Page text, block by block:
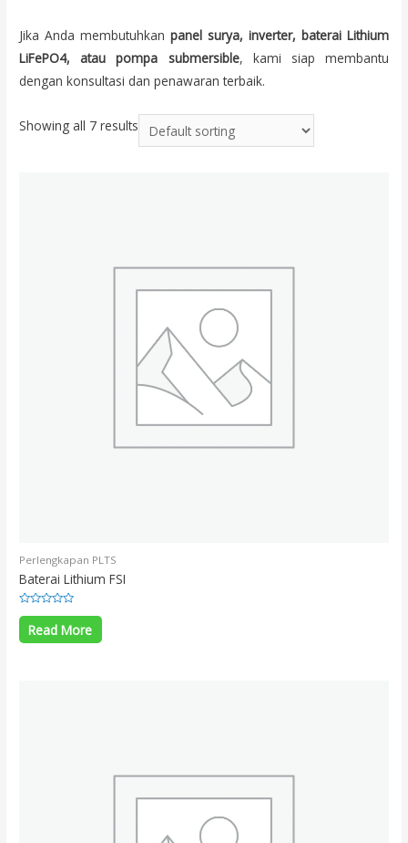
Jika Anda membutuhkanpanel surya, inverter, baterai Lithium
LiFePO4, atau pompa submersible, kami siap membantu
dengan konsultasi dan penawaran terbaik.
Showing all 7 results
Perlengkapan PLTS
Baterai Lithium FSI
Rated
out
of
Read More